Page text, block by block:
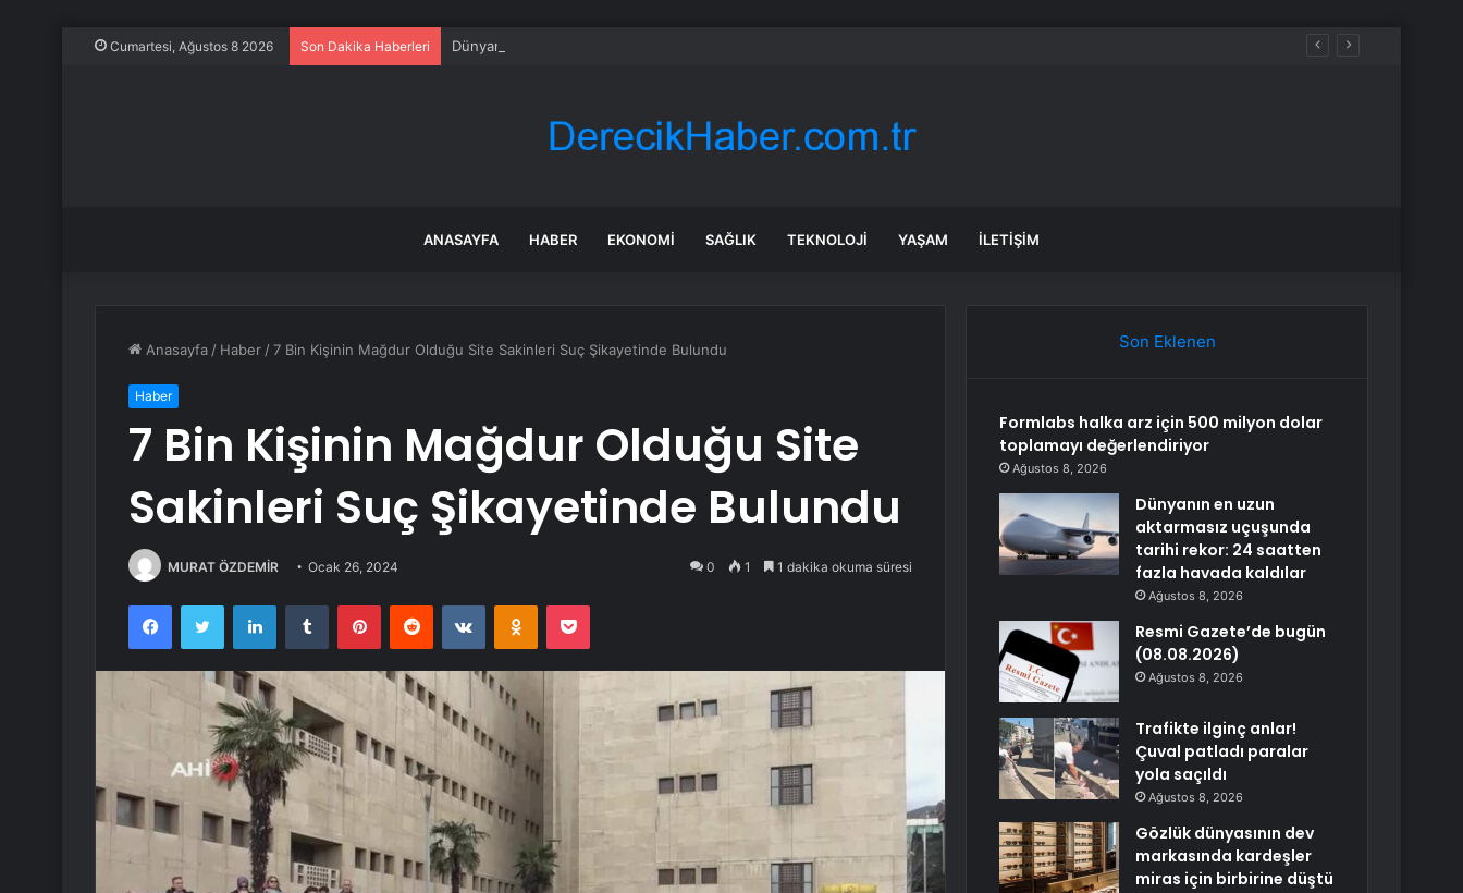
Cumartesi, Ağustos 8 2026 Son Dakika Haberleri Dünyanın en uzun aktarmasız uçuşunda tarihi rekor: 24 saatten fazla havada kaldılar
ANASAYFA HABER EKONOMI SAĞLIK TEKNOLOJI YAŞAM İLETIŞIM
Anasayfa / Haber /7 Bin Kişinin Mağdur Olduğu Site Sakinleri Suç Şikayetinde Bulundu
Haber
7 Bin Kişinin Mağdur Olduğu Site
Sakinleri Suç Şikayetinde Bulundu
MURAT ÖZDEMİR Ocak 26, 2024 0 1 1 dakika okuma süresi
FacebookTwitter LinkedInTumblr PinterestReddit VKontakteOdnoklassniki
Pocket
Son Eklenen
Formlabs halka arz için 500 milyon dolar
toplamayı değerlendiriyor
Ağustos 8, 2026
Dünyanın en uzun
aktarmasız uçuşunda
tarihi rekor: 24 saatten
fazla havada kaldılar
Ağustos 8, 2026
Resmi Gazete’de bugün
(08.08.2026)
Ağustos 8, 2026
Trafikte ilginç anlar!
Çuval patladı paralar
yola saçıldı
Ağustos 8, 2026
Gözlük dünyasının dev
markasında kardeşler
miras için birbirine düştü